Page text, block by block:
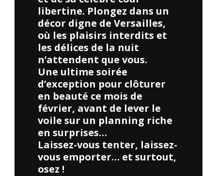
libertine. Plongez dans un
décor digne de Versailles,
où les plaisirs interdits et
les délices de la nuit
n’attendent que vous.
Une ultime soirée
d’exception pour clôturer
en beauté ce mois de
février, avant de lever le
voile sur un planning riche
en surprises…
Laissez-vous tenter, laissez-
vous emporter… et surtout,
osez !